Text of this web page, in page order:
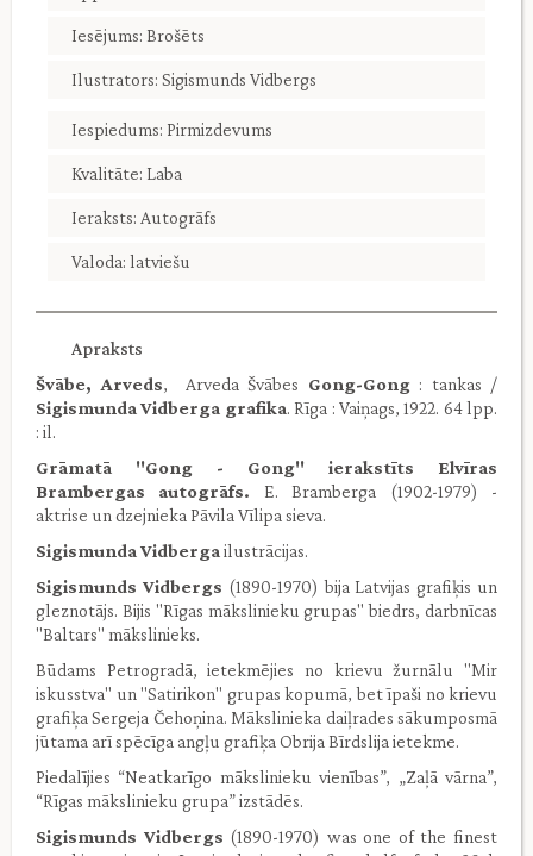
Iesējums: Brošēts
Ilustrators: Sigismunds Vidbergs
Iespiedums: Pirmizdevums
Kvalitāte: Laba
Ieraksts: Autogrāfs
Valoda: latviešu
Apraksts
Švābe, Arveds, Arveda Švābes Gong-Gong: tankas /
Sigismunda Vidberga grafika. Rīga : Vaiņags, 1922. 64 lpp.
: il.
Grāmatā ''Gong - Gong'' ierakstīts Elvīras
Brambergas autogrāfs. E. Bramberga (1902-1979) -
aktrise un dzejnieka Pāvila Vīlipa sieva.
Sigismunda Vidberga ilustrācijas.
Sigismunds Vidbergs (1890-1970) bija Latvijas grafiķis un
gleznotājs. Bijis "Rīgas mākslinieku grupas" biedrs, darbnīcas
"Baltars" mākslinieks.
Būdams Petrogradā, ietekmējies no krievu žurnālu "Mir
iskusstva" un "Satirikon" grupas kopumā, bet īpaši no krievu
grafiķa Sergeja Čehoņina. Mākslinieka daiļrades sākumposmā
jūtama arī spēcīga angļu grafiķa Obrija Bīrdslija ietekme.
Piedalījies “Neatkarīgo mākslinieku vienības”, „Zaļā vārna”,
“Rīgas mākslinieku grupa” izstādēs.
Sigismunds Vidbergs (1890-1970) was one of the finest